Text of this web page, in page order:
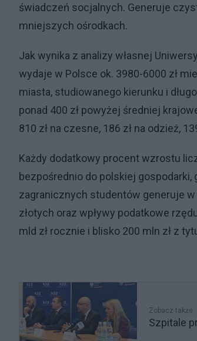
świadczeń socjalnych. Generuje
mniejszych ośrodkach.
Jak wynika z analizy własnej
wydaje w Polsce ok. 3980-6000 zł
miasta, studiowanego kierunku i
ponad 400 zł powyżej średniej
810 zł na czesne, 186 zł na odzież,
Każdy dodatkowy procent wzrostu
bezpośrednio do polskiej
zagranicznych studentów generuje
złotych oraz wpływy podatkowe
mld zł rocznie i blisko 200 mln zł z
Zobacz także
Szpitale